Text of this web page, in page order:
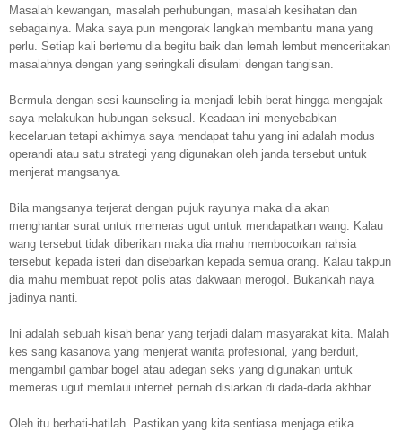
Masalah kewangan, masalah perhubungan, masalah kesihatan dan
sebagainya. Maka saya pun mengorak langkah membantu mana yang
perlu. Setiap kali bertemu dia begitu baik dan lemah lembut menceritakan
masalahnya dengan yang seringkali disulami dengan tangisan.
Bermula dengan sesi kaunseling ia menjadi lebih berat hingga mengajak
saya melakukan hubungan seksual. Keadaan ini menyebabkan
kecelaruan tetapi akhirnya saya mendapat tahu yang ini adalah modus
operandi atau satu strategi yang digunakan oleh janda tersebut untuk
menjerat mangsanya.
Bila mangsanya terjerat dengan pujuk rayunya maka dia akan
menghantar surat untuk memeras ugut untuk mendapatkan wang. Kalau
wang tersebut tidak diberikan maka dia mahu membocorkan rahsia
tersebut kepada isteri dan disebarkan kepada semua orang. Kalau takpun
dia mahu membuat repot polis atas dakwaan merogol. Bukankah naya
jadinya nanti.
Ini adalah sebuah kisah benar yang terjadi dalam masyarakat kita. Malah
kes sang kasanova yang menjerat wanita profesional, yang berduit,
mengambil gambar bogel atau adegan seks yang digunakan untuk
memeras ugut memlaui internet pernah disiarkan di dada-dada akhbar.
Oleh itu berhati-hatilah. Pastikan yang kita sentiasa menjaga etika